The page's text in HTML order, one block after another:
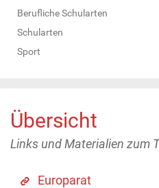
Berufliche Schularten
Schularten
Sport
Übersicht
Links und Materialien zum
Europarat